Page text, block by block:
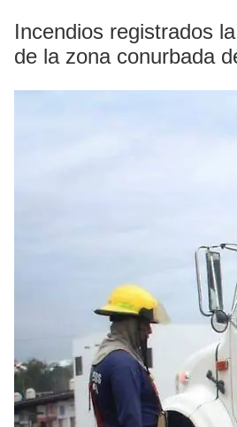
Incendios registrados
de la zona conurbada